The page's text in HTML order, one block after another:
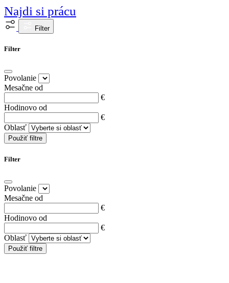
Najdi si prácu
Filter
Filter
Povolanie
Mesačne od
€
Hodinovo od
€
Oblasť
Použiť filtre
Filter
Povolanie
Mesačne od
€
Hodinovo od
€
Oblasť
Použiť filtre